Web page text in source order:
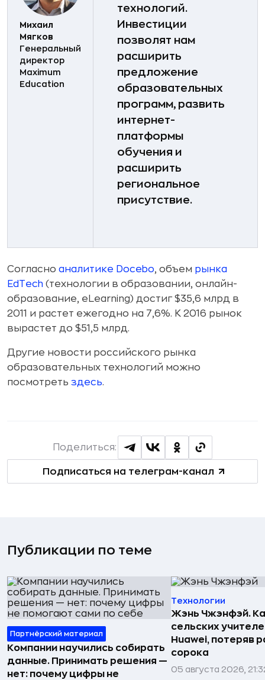
Михаил
Мягков
Генеральный
директор
Maximum
Education
технологий.
Инвестиции
позволят нам
расширить
предложение
образовательных
программ, развить
интернет-
платформы
обучения и
расширить
региональное
присутствие.
Согласно аналитике Docebo, объем рынка
EdTech (технологии в образовании, онлайн-
образование, eLearning) достиг $35,6 млрд в
2011 и растет ежегодно на 7,6%. К 2016 рынок
вырастет до $51,5 млрд.
Другие новости российского рынка
образовательных технологий можно
посмотреть здесь.
Подписаться на телеграм-канал
Поделиться:
Публикации по теме
Партнёрский материал
Компании научились собирать
данные. Принимать решения —
нет: почему цифры не
Технологии
Жэнь Чжэнфэй.
сельских
Huawei, потеряв
сорока
05 августа 2026,